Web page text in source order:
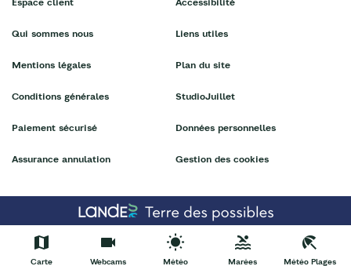
Qui sommes nous
Mentions légales
Conditions générales
Paiement sécurisé
Assurance annulation
Liens utiles
Plan du site
StudioJuillet
Données personnelles
Gestion des cookies
Carte Webcams Météo Marées Météo Plages